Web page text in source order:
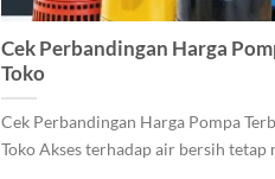
Cek Perbandingan Harga
Toko
Cek Perbandingan Harga Pompa
Toko Akses terhadap air bersih tetap